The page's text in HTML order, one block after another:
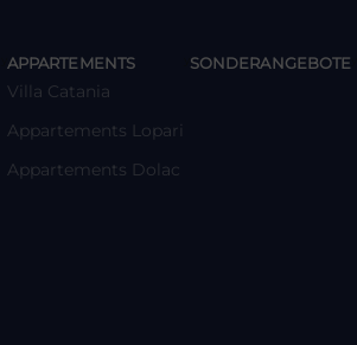
APPARTEMENTS
Villa Catania
Appartements Lopari
Appartements Dolac
SONDERANGEBOTE